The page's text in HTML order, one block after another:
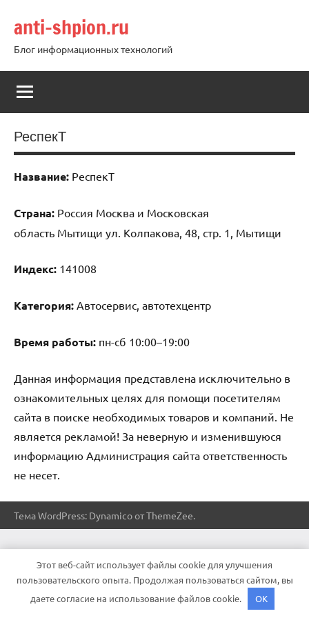
содержимому
anti-shpion.ru
Блог информационных технологий
РеспекТ
Название: РеспекТ
Страна: Россия Москва и Московская
область Мытищи ул. Колпакова, 48, стр. 1, Мытищи
Индекс: 141008
Категория: Автосервис, автотехцентр
Время работы: пн-сб 10:00–19:00
Данная информация представлена исключительно в
ознакомительных целях для помощи посетителям
сайта в поиске необходимых товаров и компаний. Не
является рекламой! За неверную и изменившуюся
информацию Администрация сайта ответственность
не несет.
Тема WordPress: Dynamico от ThemeZee.
Этот веб-сайт использует файлы cookie для улучшения
пользовательского опыта. Продолжая пользоваться сайтом, вы
даете согласие на использование файлов cookie.
OK